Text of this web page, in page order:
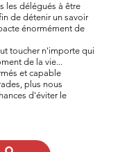
les délégués à être
de détenir un savoir
énormément de
toucher n'importe qui
de la vie...
et capable
plus nous
d'éviter le